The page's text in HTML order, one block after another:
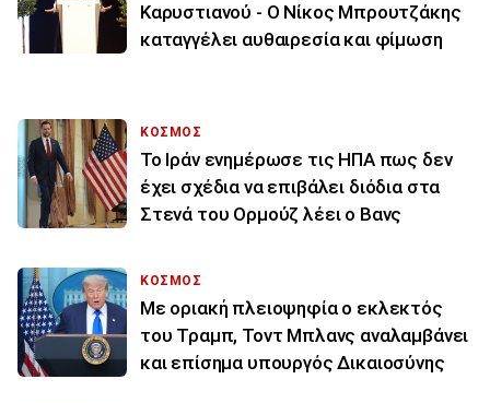
Καρυστιανού - Ο Νίκος Μπρουτζάκης
καταγγέλει αυθαιρεσία και φίμωση
ΚΟΣΜΟΣ
To Ιράν ενημέρωσε τις ΗΠΑ πως δεν
έχει σχέδια να επιβάλει διόδια στα
Στενά του Ορμούζ λέει ο Βανς
ΚΟΣΜΟΣ
Με οριακή πλειοψηφία ο εκλεκτός
του Τραμπ, Τοντ Μπλανς αναλαμβάνει
και επίσημα υπουργός Δικαιοσύνης